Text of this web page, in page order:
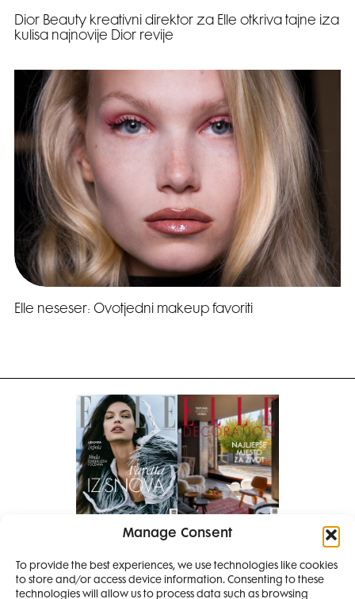
Manage Consent
To provide the best experiences, we use technologies like cookies
to store and/or access device information. Consenting to these
technologies will allow us to process data such as browsing
Dior Beauty kreativni direktor za Elle otkriva tajne iza
kulisa najnovije Dior revije
Elle neseser: Ovotjedni makeup favoriti
Pretplati se na časopis
PRETPLATITE SE
SMANJI